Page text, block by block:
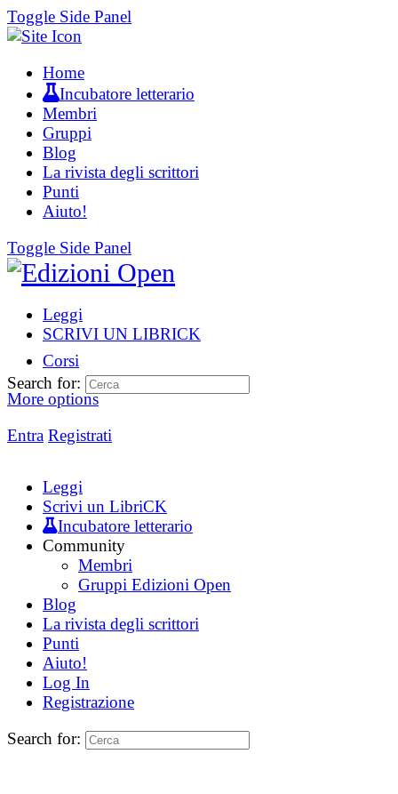
Toggle Side Panel
Home
Incubatore letterario
Membri
Gruppi
Blog
La rivista degli scrittori
Punti
Aiuto!
Toggle Side Panel
Leggi
SCRIVI UN LIBRICK
Corsi
More options
Entra Registrati
Search for:
Leggi
Scrivi un LibriCK
Incubatore letterario
Community
Membri
Gruppi Edizioni Open
Blog
La rivista degli scrittori
Punti
Aiuto!
Log In
Registrazione
Search for: